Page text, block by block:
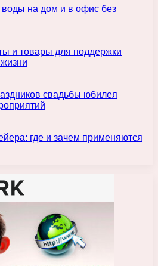
воды на дом и в офис без
и товары для поддержки
свадьбы юбилея
где и зачем применяются